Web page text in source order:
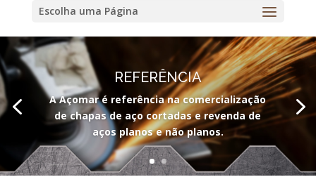
Escolha uma Página
REFERÊNCIA
A Açomar é referência na comercialização
de chapas de aço cortadas e revenda de
aços planos e não planos.